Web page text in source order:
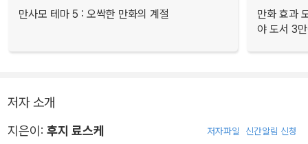
만사모 테마 5 : 오싹한 만화의 계절
만화 효과
야 도서 3
저자 소개
지은이: 후지 료스케 저자파일 신간알림 신청